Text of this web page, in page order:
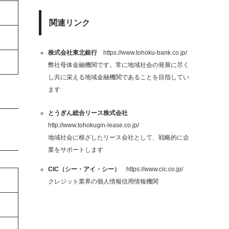
関連リンク
株式会社東北銀行https://www.tohoku-bank.co.jp/
弊社母体金融機関です。常に地域社会の発展に尽く
し共に栄える地域金融機関であることを目指してい
ます
とうぎん総合リース株式会社
http://www.tohokugin-lease.co.jp/
地域社会に根ざしたリース会社として、戦略的に企
業をサポートします
CIC（シー・アイ・シー）
https://www.cic.co.jp/
クレジット業界の個人情報信用情報機関